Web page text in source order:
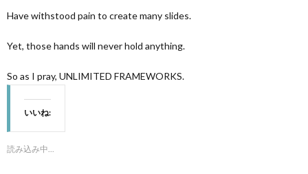
Have withstood pain to create many slides.
Yet, those hands will never hold anything.
So as I pray, UNLIMITED FRAMEWORKS.
いいね:
読み込み中...